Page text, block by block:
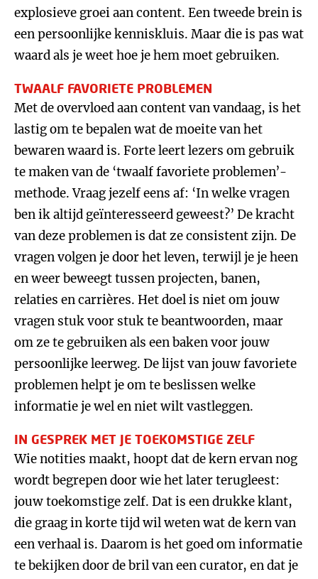
explosieve groei aan content. Een tweede brein is
een persoonlijke kenniskluis. Maar die is pas wat
waard als je weet hoe je hem moet gebruiken.
TWAALF FAVORIETE PROBLEMEN
Met de overvloed aan content van vandaag, is het
lastig om te bepalen wat de moeite van het
bewaren waard is. Forte leert lezers om gebruik
te maken van de ‘twaalf favoriete problemen’-
methode. Vraag jezelf eens af: ‘In welke vragen
ben ik altijd geïnteresseerd geweest?’ De kracht
van deze problemen is dat ze consistent zijn. De
vragen volgen je door het leven, terwijl je je heen
en weer beweegt tussen projecten, banen,
relaties en carrières. Het doel is niet om jouw
vragen stuk voor stuk te beantwoorden, maar
om ze te gebruiken als een baken voor jouw
persoonlijke leerweg. De lijst van jouw favoriete
problemen helpt je om te beslissen welke
informatie je wel en niet wilt vastleggen.
IN GESPREK MET JE TOEKOMSTIGE ZELF
Wie notities maakt, hoopt dat de kern ervan nog
wordt begrepen door wie het later terugleest:
jouw toekomstige zelf. Dat is een drukke klant,
die graag in korte tijd wil weten wat de kern van
een verhaal is. Daarom is het goed om informatie
te bekijken door de bril van een curator, en dat je